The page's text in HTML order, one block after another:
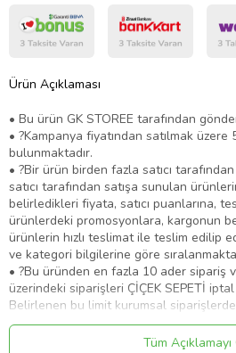
Ürün Açıklaması
• Bu ürün GK STOREE tarafından
• ?Kampanya fiyatından satılmak
bulunmaktadır.
• ?Bir ürün birden fazla satıcı
satıcı tarafından satışa sunulan
belirledikleri fiyata, satıcı puanlarına,
ürünlerdeki promosyonlara, kargonun
ürünlerin hızlı teslimat ile teslim edilip
ve kategori bilgilerine göre
• ?Bu üründen en fazla 10 ader sipariş
üzerindeki siparişleri ÇİÇEK SEPETİ
Belirlenen bu limit kurumsal
siparişler için farklı limitler
• ?15 gün içerisinde ücretsiz iade.
Tüm